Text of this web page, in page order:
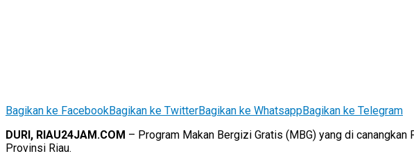
Bagikan ke FacebookBagikan ke TwitterBagikan ke WhatsappBagikan ke Telegram
DURI, RIAU24JAM.COM – Program Makan Bergizi Gratis (MBG) yang di
Provinsi Riau.